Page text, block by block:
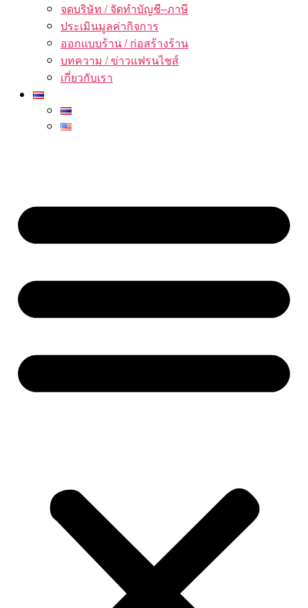
จดบริษัท / จัดทำบัญชี–ภาษี
ประเมินมูลค่ากิจการ
ออกแบบร้าน / ก่อสร้างร้าน
บทความ / ข่าวแฟรนไชส์
เกี่ยวกับเรา